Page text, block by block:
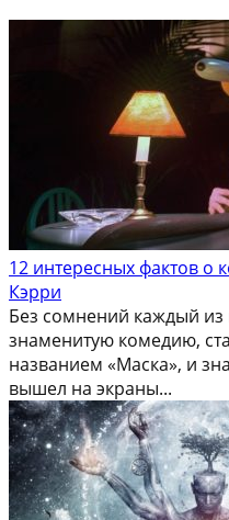
12 интересных фактов
Кэрри
Без сомнений каждый из
знаменитую комедию,
названием «Маска», и
вышел на экраны...